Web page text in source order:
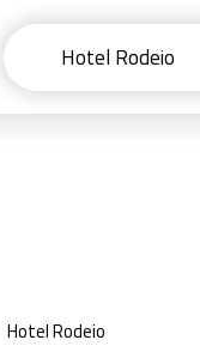
Hotel Rodeio